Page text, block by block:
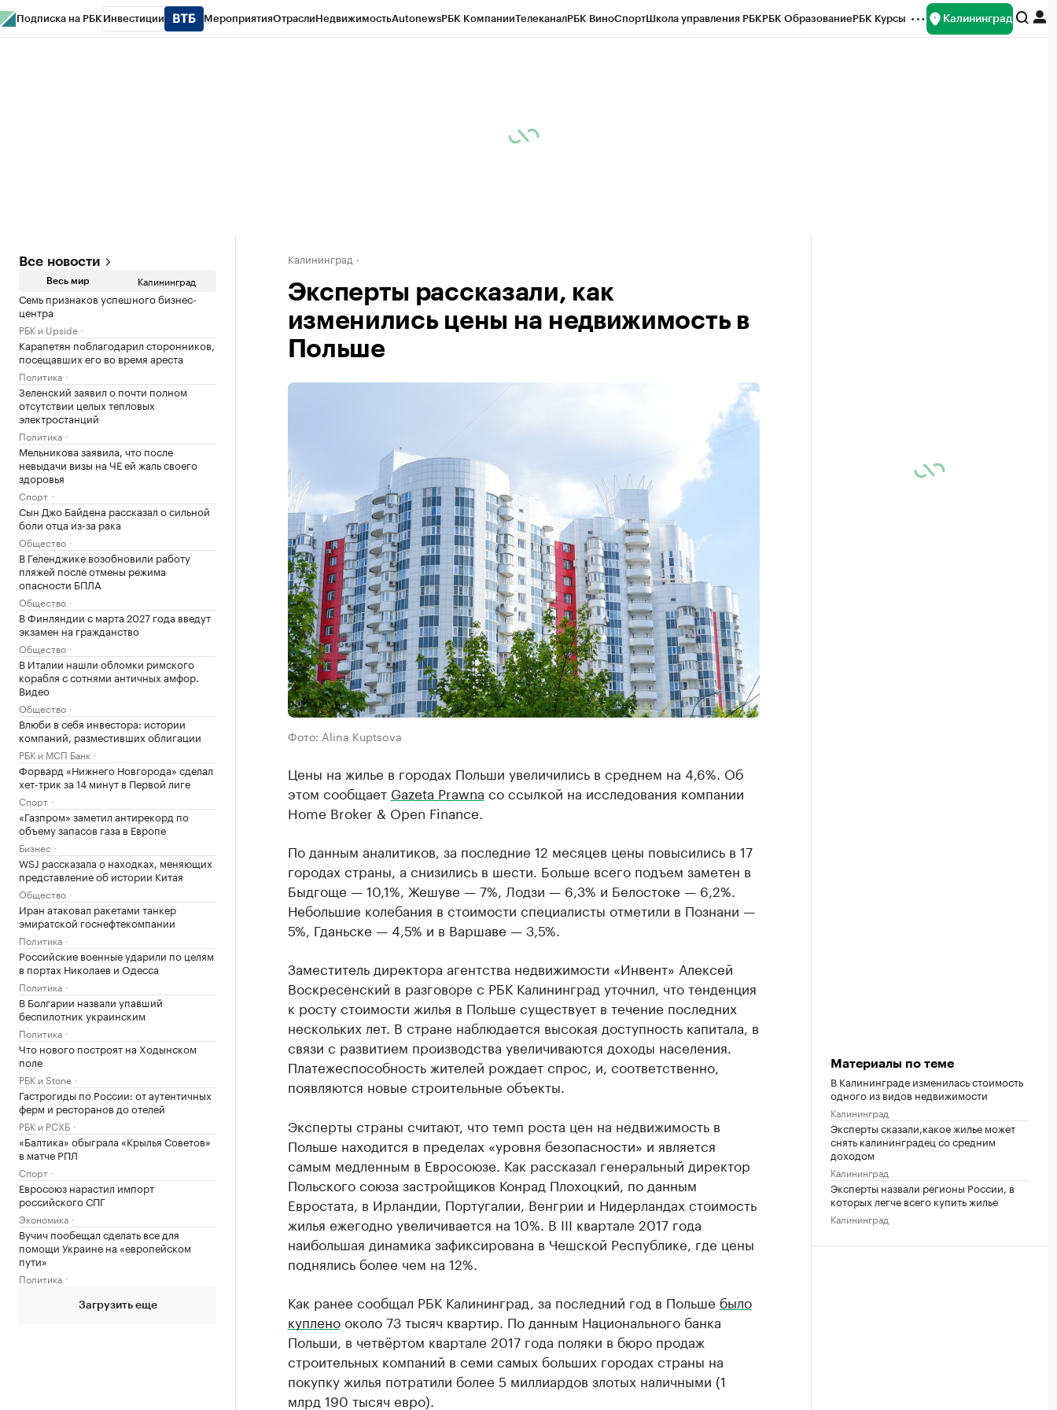
Подписка на РБК Инвестиции МероприятияОтраслиНедвижимостьAutonewsРБК КомпанииТелеканалРБК ВиноСпортШкола управления РБКРБК ОбразованиеРБК Курсы Калининград
Все новости
Весь мир Калининград
Семь признаков успешного бизнес-
центра
РБК и Upside
Карапетян поблагодарил сторонников,
посещавших его во время ареста
Политика
Зеленский заявил о почти полном
отсутствии целых тепловых
электростанций
Политика
Мельникова заявила, что после
невыдачи визы на ЧЕ ей жаль своего
здоровья
Спорт
Сын Джо Байдена рассказал о сильной
боли отца из-за рака
Общество
В Геленджике возобновили работу
пляжей после отмены режима
опасности БПЛА
Общество
В Финляндии с марта 2027 года введут
экзамен на гражданство
Общество
В Италии нашли обломки римского
корабля с сотнями античных амфор.
Видео
Общество
Влюби в себя инвестора: истории
компаний, разместивших облигации
РБК и МСП Банк
Форвард «Нижнего Новгорода» сделал
хет-трик за 14 минут в Первой лиге
Спорт
«Газпром» заметил антирекорд по
объему запасов газа в Европе
Бизнес
WSJ рассказала о находках, меняющих
представление об истории Китая
Общество
Иран атаковал ракетами танкер
эмиратской госнефтекомпании
Политика
Российские военные ударили по целям
в портах Николаев и Одесса
Политика
В Болгарии назвали упавший
беспилотник украинским
Политика
Что нового построят на Ходынском
поле
РБК и Stone
Гастрогиды по России: от аутентичных
ферм и ресторанов до отелей
РБК и РСХБ
«Балтика» обыграла «Крылья Советов»
в матче РПЛ
Спорт
Евросоюз нарастил импорт
российского СПГ
Экономика
Вучич пообещал сделать все для
помощи Украине на «европейском
пути»
Политика
Загрузить еще
Калининград
Эксперты рассказали, как
изменились цены на недвижимость в
Польше
Фото: Alina Kuptsova
Цены на жилье в городах Польши увеличились в среднем на 4,6%. Об
этом сообщает Gazeta Prawna со ссылкой на исследования компании
Home Broker & Open Finance.
По данным аналитиков, за последние 12 месяцев цены повысились в 17
городах страны, а снизились в шести. Больше всего подъем заметен в
Быдгоще — 10,1%, Жешуве — 7%, Лодзи — 6,3% и Белостоке — 6,2%.
Небольшие колебания в стоимости специалисты отметили в Познани —
5%, Гданьске — 4,5% и в Варшаве — 3,5%.
Заместитель директора агентства недвижимости «Инвент» Алексей
Воскресенский в разговоре с РБК Калининград уточнил, что тенденция
к росту стоимости жилья в Польше существует в течение последних
нескольких лет. В стране наблюдается высокая доступность капитала, в
связи с развитием производства увеличиваются доходы населения.
Платежеспособность жителей рождает спрос, и, соответственно,
появляются новые строительные объекты.
Эксперты страны считают, что темп роста цен на недвижимость в
Польше находится в пределах «уровня безопасности» и является
самым медленным в Евросоюзе. Как рассказал генеральный директор
Польского союза застройщиков Конрад Плохоцкий, по данным
Евростата, в Ирландии, Португалии, Венгрии и Нидерландах стоимость
жилья ежегодно увеличивается на 10%. В III квартале 2017 года
наибольшая динамика зафиксирована в Чешской Республике, где цены
поднялись более чем на 12%.
Как ранее сообщал РБК Калининград, за последний год в Польше было
купленооколо 73 тысяч квартир. По данным Национального банка
Польши, в четвёртом квартале 2017 года поляки в бюро продаж
строительных компаний в семи самых больших городах страны на
покупку жилья потратили более 5 миллиардов злотых наличными (1
млрд 190 тысяч евро).
Материалы по теме
В Калининграде изменилась стоимость
одного из видов недвижимости
Калининград
Эксперты сказали,какое жилье может
снять калининградец со средним
доходом
Калининград
Эксперты назвали регионы России, в
которых легче всего купить жилье
Калининград